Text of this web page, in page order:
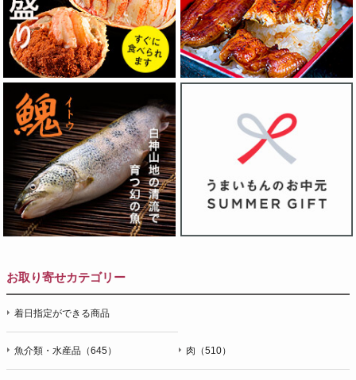
お取り寄せカテゴリー
着日指定ができる商品
魚介類・水産品（645） 肉（510）